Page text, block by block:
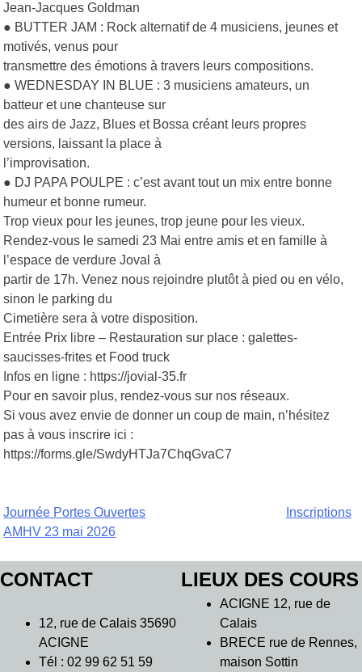
Jean-Jacques Goldman
● BUTTER JAM : Rock alternatif de 4 musiciens, jeunes et
motivés, venus pour
transmettre des émotions à travers leurs compositions.
● WEDNESDAY IN BLUE : 3 musiciens amateurs, un
batteur et une chanteuse sur
des airs de Jazz, Blues et Bossa créant leurs propres
versions, laissant la place à
l’improvisation.
● DJ PAPA POULPE : c’est avant tout un mix entre bonne
humeur et bonne rumeur.
Trop vieux pour les jeunes, trop jeune pour les vieux.
Rendez-vous le samedi 23 Mai entre amis et en famille à
l’espace de verdure Joval à
partir de 17h. Venez nous rejoindre plutôt à pied ou en vélo,
sinon le parking du
Cimetière sera à votre disposition.
Entrée Prix libre – Restauration sur place : galettes-
saucisses-frites et Food truck
Infos en ligne : https://jovial-35.fr
Pour en savoir plus, rendez-vous sur nos réseaux.
Si vous avez envie de donner un coup de main, n’hésitez
pas à vous inscrire ici :
https://forms.gle/SwdyHTJa7ChqGvaC7
Navigation
l’article
Journée Portes Ouvertes
AMHV 23 mai 2026
Inscriptions
CONTACT
12, rue de Calais 35690
ACIGNE
Tél : 02 99 62 51 59
LIEUX DES COURS
ACIGNE 12, rue de
Calais
BRECE rue de Rennes,
maison Sottin